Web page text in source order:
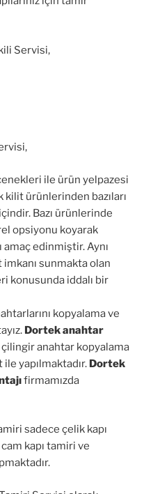
Servisi,
ile ürün yelpazesi
ürünlerinden bazıları
Bazı ürünlerinde
opsiyonu koyarak
amaç edinmiştir. Aynı
sunmakta olan
konusunda iddalı bir
kopyalama ve
Dortek anahtar
anahtar kopyalama
yapılmaktadır. Dortek
firmamızda
sadece çelik kapı
kapı tamiri ve